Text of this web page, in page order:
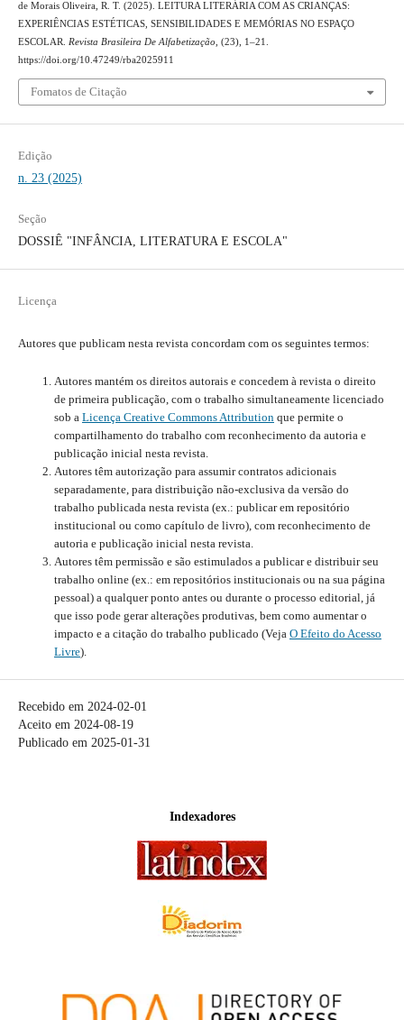
de Morais Oliveira, R. T. (2025). LEITURA LITERÁRIA COM AS CRIANÇAS:
EXPERIÊNCIAS ESTÉTICAS, SENSIBILIDADES E MEMÓRIAS NO ESPAÇO
ESCOLAR. Revista Brasileira De Alfabetização , (23), 1–21.
https://doi.org/10.47249/rba2025911
Fomatos de Citação
Edição
n. 23 (2025)
Seção
DOSSIÊ "INFÂNCIA, LITERATURA E ESCOLA"
Licença
Autores que publicam nesta revista concordam com os seguintes termos:
Autores mantém os direitos autorais e concedem à revista o direito
de primeira publicação, com o trabalho simultaneamente licenciado
sob a Licença Creative Commons Attributionque permite o
compartilhamento do trabalho com reconhecimento da autoria e
publicação inicial nesta revista.
Autores têm autorização para assumir contratos adicionais
separadamente, para distribuição não-exclusiva da versão do
trabalho publicada nesta revista (ex.: publicar em repositório
institucional ou como capítulo de livro), com reconhecimento de
autoria e publicação inicial nesta revista.
Autores têm permissão e são estimulados a publicar e distribuir seu
trabalho online (ex.: em repositórios institucionais ou na sua página
pessoal) a qualquer ponto antes ou durante o processo editorial, já
que isso pode gerar alterações produtivas, bem como aumentar o
impacto e a citação do trabalho publicado (Veja O Efeito do Acesso
Livre).
Recebido em 2024-02-01
Aceito em 2024-08-19
Publicado em 2025-01-31
Indexadores